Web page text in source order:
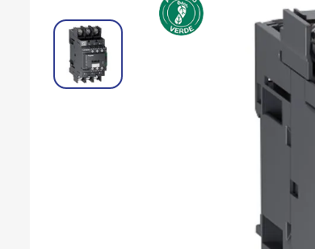
tomada
fita
dps
orion
caixa